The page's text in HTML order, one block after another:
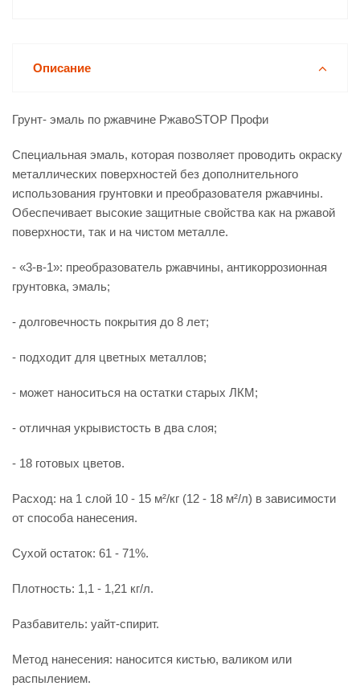
Описание
Грунт- эмаль по ржавчине РжавоSTOP Профи
Специальная эмаль, которая позволяет проводить окраску
металлических поверхностей без дополнительного
использования грунтовки и преобразователя ржавчины.
Обеспечивает высокие защитные свойства как на ржавой
поверхности, так и на чистом металле.
- «3-в-1»: преобразователь ржавчины, антикоррозионная
грунтовка, эмаль;
- долговечность покрытия до 8 лет;
- подходит для цветных металлов;
- может наноситься на остатки старых ЛКМ;
- отличная укрывистость в два слоя;
- 18 готовых цветов.
Расход: на 1 слой 10 - 15 м²/кг (12 - 18 м²/л) в зависимости
от способа нанесения.
Сухой остаток: 61 - 71%.
Плотность: 1,1 - 1,21 кг/л.
Разбавитель: уайт-спирит.
Метод нанесения: наносится кистью, валиком или
распылением.